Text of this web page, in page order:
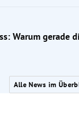
gerade die
Warum gerade
Alle News im